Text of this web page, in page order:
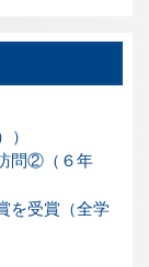
問②（６年
を受賞（全学